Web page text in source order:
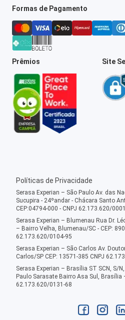
Formas de Pagamento
Prêmios Site
Políticas de Privacidade
Serasa Experian – São Paulo Av. das
Sucupira - 24ºandar - Chácara Santo
CEP:04794-000 - CNPJ 62.173.620/
Serasa Experian – Blumenau Rua Dr.
– Bairro Velha, Blumenau/SC - CEP:
62.173.620/0104-95
Serasa Experian – São Carlos Av.
Carlos/SP CEP: 13571-385 CNPJ
Serasa Experian – Brasília ST SCN, S/
Paulo Sarasate Bairro Asa Sul, Brasília
62.173.620/0131-68